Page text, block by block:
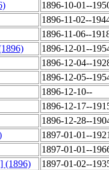
1896-10-01--
1896-11-02--
1896-11-06--
1896-12-01--
1896-12-04--
1896-12-05--
1896-12-10--
1896-12-17--
1896-12-28--
1897-01-01--
1897-01-01--
(1896)
1897-01-02--